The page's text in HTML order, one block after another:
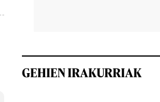
GEHIEN IRAKURRIAK